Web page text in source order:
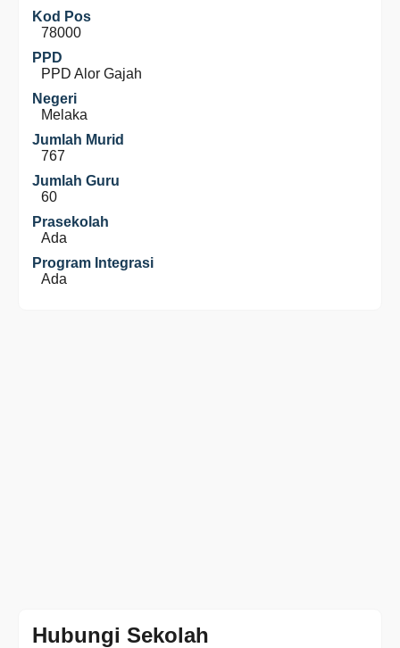
Kod Pos
78000
PPD
PPD Alor Gajah
Negeri
Melaka
Jumlah Murid
767
Jumlah Guru
60
Prasekolah
Ada
Program Integrasi
Ada
Hubungi Sekolah